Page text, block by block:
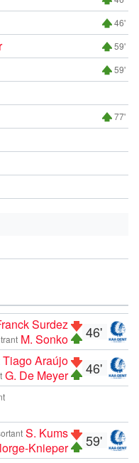
46'
59'
59'
77'
46'
Surdez
M. Sonko
46'
Tiago Araújo
G. De Meyer
59'
S. Kums
Knieper